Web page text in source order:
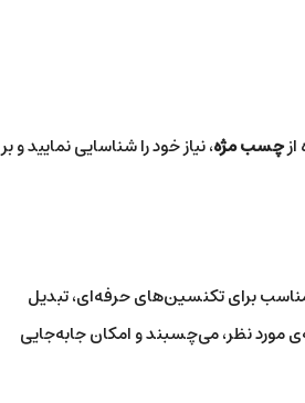
چسب مژه، نیاز خود را شناسایی نمایید و بر
برای تکنسین‌‌های حرفه‌ای، تبدیل
مورد نظر، می‌چسبند و امکان جابه‌جایی